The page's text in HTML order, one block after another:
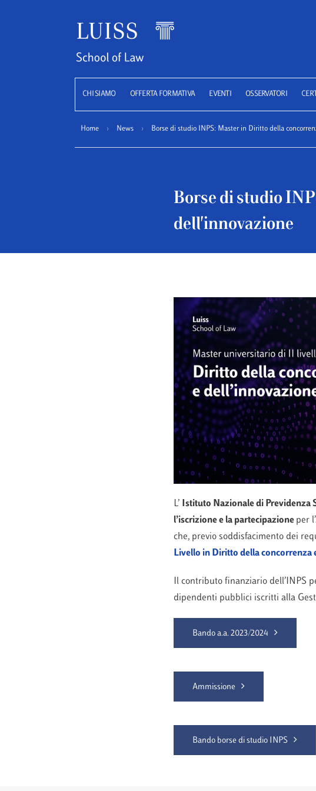
Luiss
CHI SIAMO OFFERTA FORMATIVA EVENTI OSSERVATORI
Home › News › Borse di studio INPS: Master in Diritto della
Borse di studio
dell'innovazione
L’ Istituto Nazionale di Previdenza
l’iscrizione e la partecipazione per
che, previo soddisfacimento dei
Livello in Diritto della concorrenza
Il contributo finanziario dell’INPS
dipendenti pubblici iscritti alla
Bando a.a. 2023/2024
Ammissione
Bando borse di studio INPS